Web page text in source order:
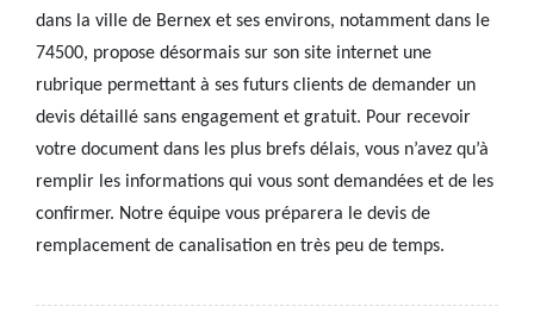
dans la ville de Bernex et ses environs, notamment dans le
74500, propose désormais sur son site internet une
rubrique permettant à ses futurs clients de demander un
devis détaillé sans engagement et gratuit. Pour recevoir
votre document dans les plus brefs délais, vous n’avez qu’à
remplir les informations qui vous sont demandées et de les
confirmer. Notre équipe vous préparera le devis de
remplacement de canalisation en très peu de temps.